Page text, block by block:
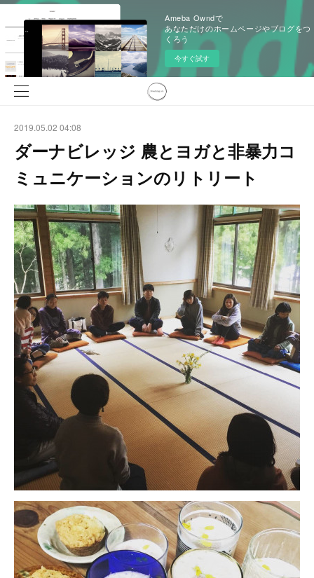
Ameba Owndで
あなただけのホームページやブログをつ
くろう
今すぐ試す
2019.05.02 04:08
ダーナビレッジ 農とヨガと非暴力コ
ミュニケーションのリトリート